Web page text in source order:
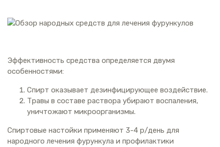
Эффективность средства определяется двумя
особенностями:
Спирт оказывает дезинфицирующее воздействие.
Травы в составе раствора убирают воспаления,
уничтожают микроорганизмы.
Спиртовые настойки применяют 3-4 р/день для
народного лечения фурункула и профилактики